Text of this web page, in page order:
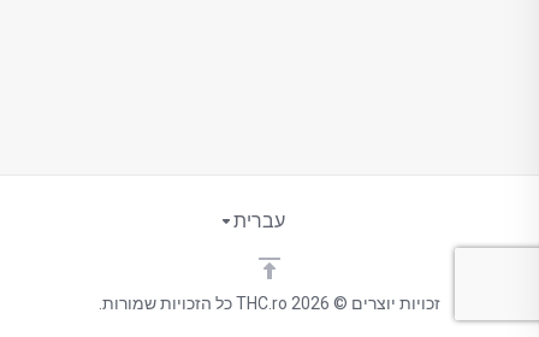
זכויות יוצרים © 2026 THC.ro כל הזכויות שמורות.
עברית